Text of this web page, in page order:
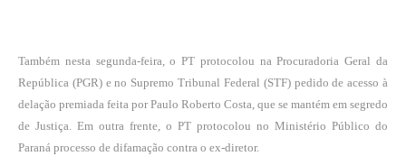
Também nesta segunda-feira, o PT protocolou na Procuradoria Geral da
República (PGR) e no Supremo Tribunal Federal (STF) pedidode acesso à
delação premiada feita por Paulo Roberto Costa, que se mantém em segredo
de Justiça. Em outra frente, o PT protocolou no Ministério Público do
Paraná processo de difamação contra o ex-diretor.